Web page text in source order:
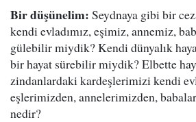
Bir düşünelim: Seydnaya gibi bir
kendi evladımız, eşimiz, annemiz,
gülebilir miydik? Kendi dünyalık
bir hayat sürebilir miydik? Elbette
zindanlardaki kardeşlerimizi kendi
eşlerimizden, annelerimizden,
nedir?